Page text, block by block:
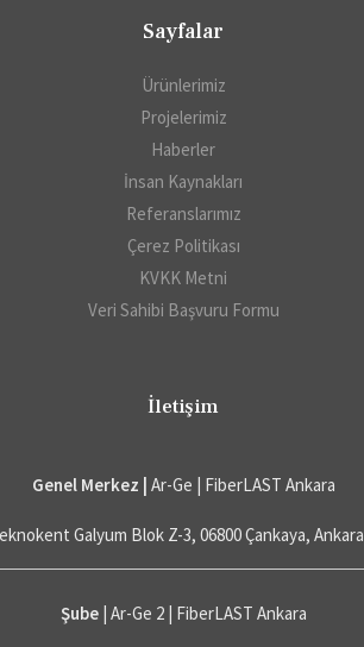
Sayfalar
Ürünlerimiz
Projelerimiz
Haberler
İnsan Kaynakları
Referanslarımız
Çerez Politikası
KVKK Metni
Veri Sahibi Başvuru Formu
İletişim
Genel Merkez | Ar-Ge | FiberLAST Ankara
Galyum Blok Z-3, 06800 Çankaya,
Şube| Ar-Ge 2 | FiberLAST Ankara